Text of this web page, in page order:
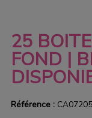
25
FOND |
Référence :CA07205